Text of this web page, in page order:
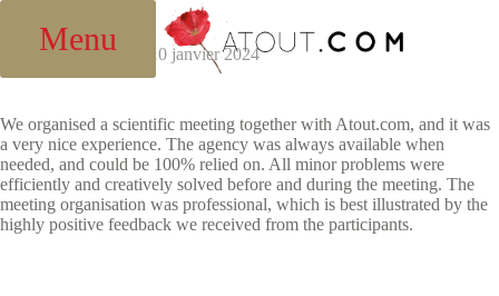
Passer
contenuMenu
admin 10 janvier 2024
We organised a scientific meeting together with Atout.com, and it was
a very nice experience. The agency was always available when
needed, and could be 100% relied on. All minor problems were
efficiently and creatively solved before and during the meeting. The
meeting organisation was professional, which is best illustrated by the
highly positive feedback we received from the participants.